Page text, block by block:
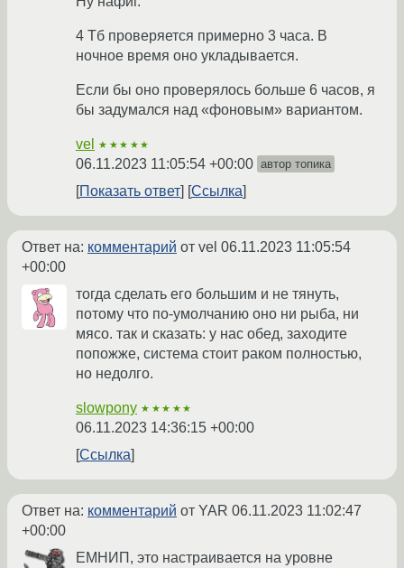
4 Тб проверяется примерно 3 часа. В
ночное время оно укладывается.
Если бы оно проверялось больше 6 часов, я
бы задумался над «фоновым» вариантом.
vel ★★★★★
06.11.2023 11:05:54 +00:00 автор топика
Показать ответ Ссылка
Ответ на: комментарий от vel 06.11.2023 11:05:54
+00:00
тогда сделать его большим и не тянуть,
потому что по-умолчанию оно ни рыба, ни
мясо. так и сказать: у нас обед, заходите
попожже, система стоит раком полностью,
но недолго.
slowpony ★★★★★
06.11.2023 14:36:15 +00:00
Ссылка
Ответ на: комментарий от YAR 06.11.2023 11:02:47
+00:00
ЕМНИП, это настраивается на уровне